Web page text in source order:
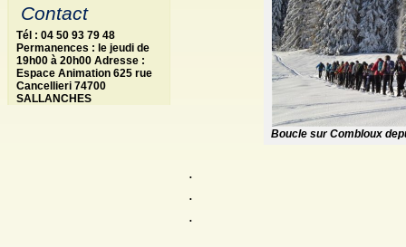
Contact
Tél : 04 50 93 79 48
Permanences : le jeudi de
19h00 à 20h00 Adresse :
Espace Animation 625 rue
Cancellieri 74700
SALLANCHES
Boucle sur Combloux
.
.
.